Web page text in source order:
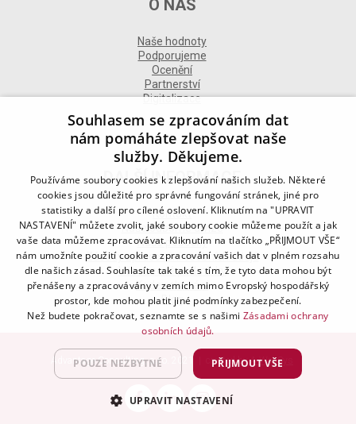
O NÁS
Naše hodnoty
Podporujeme
Ocenění
Partnerství
Digitalizace
DALŠÍ INFORMACE
Kontakt
Naše odborné divize
Naše pobočky
Zásady zpracování osobních údajů
Všeobecné podmínky
Kodex chování
Blog
Advantage Consulting, s.r.o. 2021 | created byA-WebSys
Souhlasem se zpracováním dat
nám pomáháte zlepšovat naše
služby. Děkujeme.
Používáme soubory cookies k zlepšování našich služeb. Některé
cookies jsou důležité pro správné fungování stránek, jiné pro
statistiky a další pro cílené oslovení. Kliknutím na "UPRAVIT
NASTAVENÍ" můžete zvolit, jaké soubory cookie můžeme použít a jak
vaše data můžeme zpracovávat. Kliknutím na tlačítko „PŘIJMOUT VŠE“
nám umožníte použití cookie a zpracování vašich dat v plném rozsahu
dle našich zásad. Souhlasíte tak také s tím, že tyto data mohou být
přenášeny a zpracovávány v zemích mimo Evropský hospodářský
prostor, kde mohou platit jiné podmínky zabezpečení.
Než budete pokračovat, seznamte se s našimi Zásadami ochrany
osobních údajů.
PŘIJMOUT VŠE
POUZE NEZBYTNÉ
UPRAVIT NASTAVENÍ